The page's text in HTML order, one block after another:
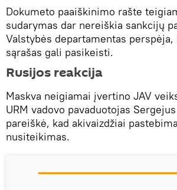
Dokumeto paaiškinimo rašte
sudarymas dar nereiškia sankcijų
Valstybės departamentas
sąrašas gali pasikeisti.
Rusijos reakcija
Maskva neigiamai įvertino JAV
URM vadovo pavaduotojas
pareiškė, kad akivaizdžiai
nusiteikimas.